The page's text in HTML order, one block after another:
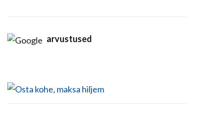
arvustused